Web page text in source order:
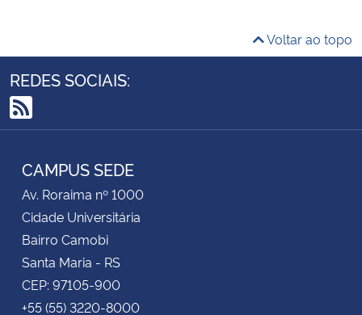
Voltar ao topo
REDES SOCIAIS:
RSS
CAMPUS SEDE
Av. Roraima nº 1000
Cidade Universitária
Bairro Camobi
Santa Maria - RS
CEP: 97105-900
+55 (55) 3220-8000